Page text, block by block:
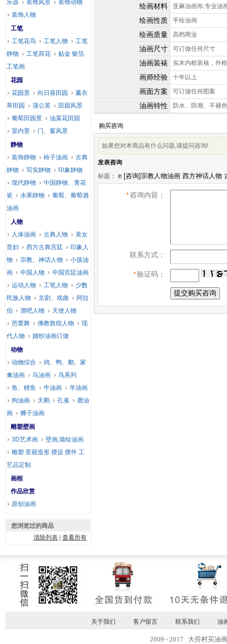
绘画材料 亚麻油画布,专业油
绘画性质 手绘油画
绘画质量 高档商业
油画尺寸 可订做任何尺寸
油画装裱 实木内框装裱，外
画师经验 十年以上
画面方案 可订做任何图案
油画特性 防水、防潮、不褪色
购买咨询
如果您对本商品有什么问题,请提问咨询!
发表咨询
标题：
*咨询内容：
联系方式：
*验证码：
乐器 装饰风景
装饰动物
装饰人物
工笔
工笔花鸟
工笔人物
工笔
静物
工笔荷花
贴金 银箔
工笔画
花园
花园景
向日葵田园
薰衣
草田园
蒲公英
田园风景
葡萄田园景
油菜花田园
室内景
门、窗风景
静物
装饰静物
柿子油画
古典
静物
写实静物
印象静物
现代静物
中国静物、青花
瓷
水果静物
葡萄、葡萄酒
油画
人物
人体油画
古典人物
美女
贵妇
西方古典宫廷
印象人
物
宗教、神话人物
小孩油
画
中国人物
中国宫廷油画
运动人物
工笔人物
少数
民族人物
京剧、戏曲
阿拉
伯
酒吧人物
天使人物
芭蕾舞
佛教敦煌人物
现
代人物
婚纱油画订做
动物
动物综合
鸡、鸭、鹅、家
禽油画
马油画
鸟系列
鱼、鲤鱼
牛油画
羊油画
狗油画
天鹅 孔雀
鹿油
画
狮子油画
雕塑壁画
3D艺术画
壁画,墙绘油画
雕塑 景观造形 摆设 摆件 工
艺品定制
画框
作品欣赏
原创油画
您浏览过的商品
清除列表 |查看所有
关于我们 客户留言 联系我们 油
2009 - 2017 大芬村买油